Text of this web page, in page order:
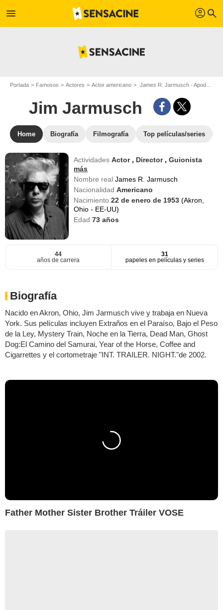
menu profil search
Portada Famosos Actores Actor americano James R. Jarmusch - Apodo : Jim Jarmusch
Jim Jarmusch
Home Biografía Filmografía Top películas/series
ActividadesActor , Director ,Guionista
más
Nombre realJames R. Jarmusch
NacionalidadAmericano
Nacimiento22 de enero de 1953(Akron,
Ohio - EE-UU)
Edad73 años
44
años de carrera
31
papeles en películas y series
Biografía
Nacido en Akron, Ohio, Jim Jarmusch vive y trabaja en Nueva
York. Sus películas incluyen Extraños en el Paraíso, Bajo el Peso
de la Ley, Mystery Train, Noche en la Tierra, Dead Man, Ghost
Dog:El Camino del Samurai, Year of the Horse, Coffee and
Cigarrettes y el cortometraje "INT. TRAILER. NIGHT."de 2002.
Father Mother Sister Brother Tráiler VOSE